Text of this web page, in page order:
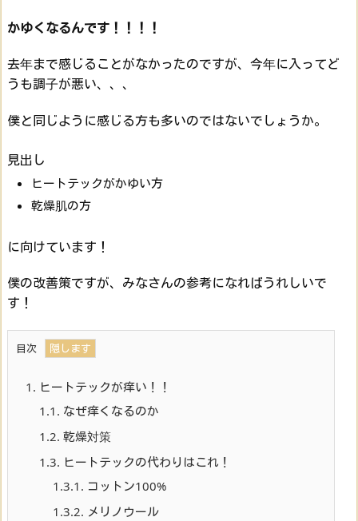
かゆくなるんです！！！！
去年まで感じることがなかったのですが、今年に入ってど
うも調子が悪い、、、
僕と同じように感じる方も多いのではないでしょうか。
見出し
ヒートテックがかゆい方
乾燥肌の方
に向けています！
僕の改善策ですが、みなさんの参考になればうれしいで
す！
目次
1. ヒートテックが痒い！！
1.1. なぜ痒くなるのか
1.2. 乾燥対策
1.3. ヒートテックの代わりはこれ！
1.3.1. コットン100%
1.3.2. メリノウール